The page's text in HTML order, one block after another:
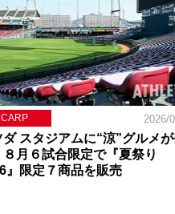
CARP 2026/
ダ スタジアムに“涼”グルメ
８月６試合限定で『夏祭り
』限定７商品を販売